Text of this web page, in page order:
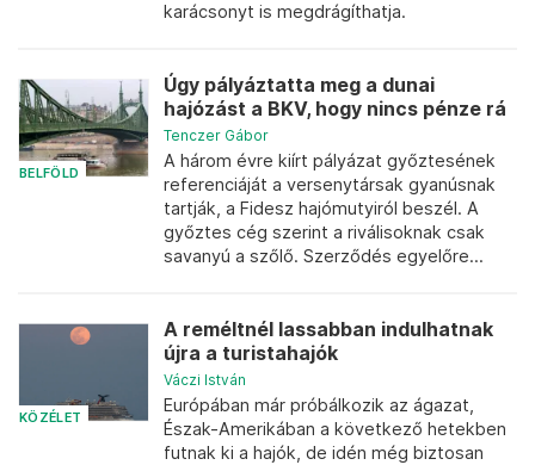
karácsonyt is megdrágíthatja.
BELFÖLD
Úgy pályáztatta meg a dunai
hajózást a BKV, hogy nincs pénze rá
Tenczer Gábor
A három évre kiírt pályázat győztesének
referenciáját a versenytársak gyanúsnak
tartják, a Fidesz hajómutyiról beszél. A
győztes cég szerint a riválisoknak csak
savanyú a szőlő. Szerződés egyelőre...
KÖZÉLET
A reméltnél lassabban indulhatnak
újra a turistahajók
Váczi István
Európában már próbálkozik az ágazat,
Észak-Amerikában a következő hetekben
futnak ki a hajók, de idén még biztosan